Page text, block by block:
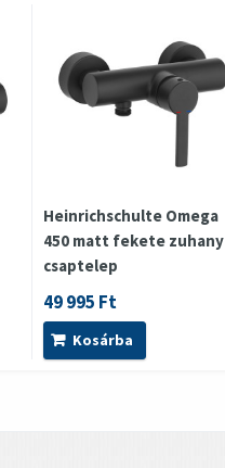
Heinrichschulte Omega
450 matt fekete zuhany
csaptelep
49 995 Ft
Kosárba